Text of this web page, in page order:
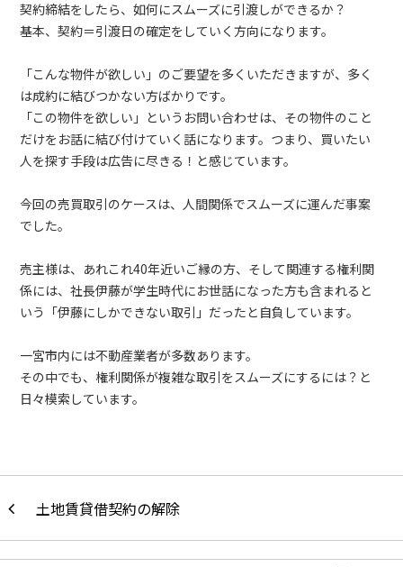
契約締結をしたら、如何にスムーズに引渡しができるか？
基本、契約＝引渡日の確定をしていく方向になります。
「こんな物件が欲しい」のご要望を多くいただきますが、多く
は成約に結びつかない方ばかりです。
「この物件を欲しい」というお問い合わせは、その物件のこと
だけをお話に結び付けていく話になります。つまり、買いたい
人を探す手段は広告に尽きる！と感じています。
今回の売買取引のケースは、人間関係でスムーズに運んだ事案
でした。
売主様は、あれこれ40年近いご縁の方、そして関連する権利関
係には、社長伊藤が学生時代にお世話になった方も含まれると
いう「伊藤にしかできない取引」だったと自負しています。
一宮市内には不動産業者が多数あります。
その中でも、権利関係が複雑な取引をスムーズにするには？と
日々模索しています。
土地賃貸借契約の解除